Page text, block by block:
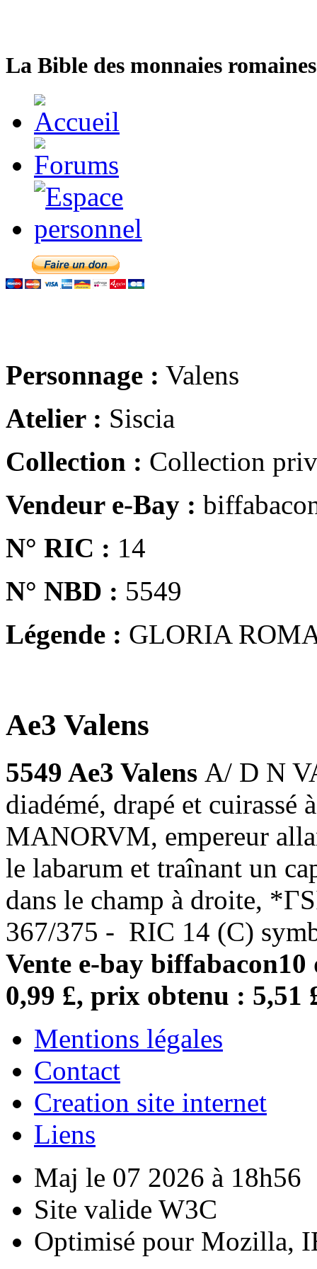
La Bible des monnaies
Personnage : Valens
Atelier : Siscia
Collection : Collection
Vendeur e-Bay :
N° RIC : 14
N° NBD : 5549
Légende : GLORIA
Ae3 Valens
5549 Ae3 Valens A/ D N
diadémé, drapé et
MANORVM, empereur
le labarum et traînant un
dans le champ à droite,
367/375 - RIC 14 (C)
Vente e-bay
0,99 £, prix obtenu : 5,51
Mentions légales
Contact
Creation site internet
Liens
Maj le 07 2026 à 18h56
Site valide W3C
Optimisé pour Mozilla,